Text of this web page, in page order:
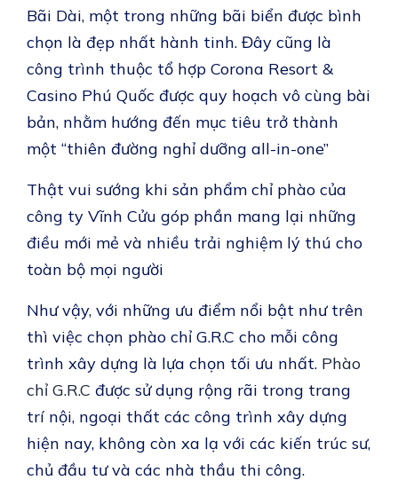
Bãi Dài, một trong những bãi biển được bình
chọn là đẹp nhất hành tinh. Đây cũng là
công trình thuộc tổ hợp Corona Resort &
Casino Phú Quốc được quy hoạch vô cùng bài
bản, nhằm hướng đến mục tiêu trở thành
một “thiên đường nghỉ dưỡng all-in-one”
Thật vui sướng khi sản phẩm chỉ phào của
công ty Vĩnh Cửu góp phần mang lại những
điều mới mẻ và nhiều trải nghiệm lý thú cho
toàn bộ mọi người
Như vậy, với những ưu điểm nổi bật như trên
thì việc chọn phào chỉ G.R.C cho mỗi công
trình xây dựng là lựa chọn tối ưu nhất. Phào
chỉ G.R.C được sử dụng rộng rãi trong trang
trí nội, ngoại thất các công trình xây dựng
hiện nay, không còn xa lạ với các kiến trúc sư,
chủ đầu tư và các nhà thầu thi công.